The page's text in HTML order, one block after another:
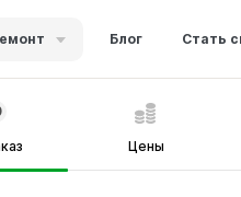
Блог Стать
Цены